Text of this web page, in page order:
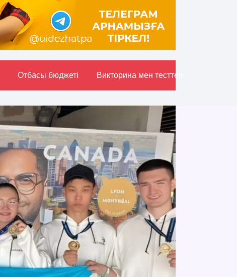
Отбасы бюджетi Викторина мен тесттер